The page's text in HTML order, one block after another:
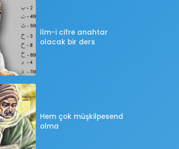
İlm-i cifre anahtar
olacak bir ders
Hem çok müşkilpesend
olma